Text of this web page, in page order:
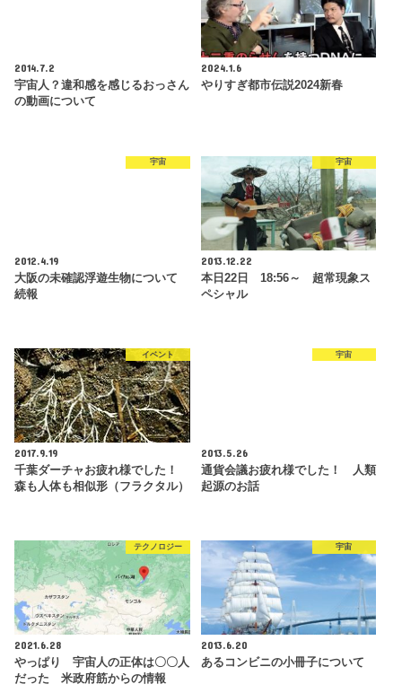
2014.7.2
宇宙人？違和感を感じるおっさん
の動画について
2024.1.6
やりすぎ都市伝説2024新春
宇宙
2012.4.19
大阪の未確認浮遊生物について
続報
宇宙
2013.12.22
本日22日 18:56～ 超常現象ス
ペシャル
イベント
2017.9.19
千葉ダーチャお疲れ様でした！
森も人体も相似形（フラクタル）
宇宙
2013.5.26
通貨会議お疲れ様でした！ 人類
起源のお話
テクノロジー
2021.6.28
やっぱり 宇宙人の正体は〇〇人
だった 米政府筋からの情報
宇宙
2013.6.20
あるコンビニの小冊子について